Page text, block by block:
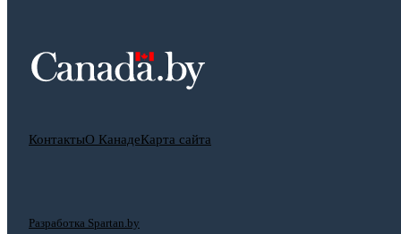
КонтактыО КанадеКарта сайта
Разработка Spartan.by